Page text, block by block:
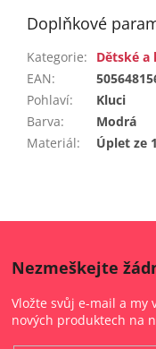
Doplňkové
Kategorie:
Dětské a
EAN:
Pohlaví:
Kluci
Barva:
Modrá
Materiál: Úplet ze
Nezmeškejte
Vložte svůj e-mail a my
nových produktech na